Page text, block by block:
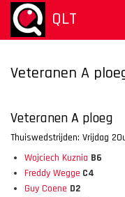
Overslaan
naar
inhoud
QLT
Veteranen A
Veteranen A ploeg
Thuiswedstrijden: Vrijdag
Wojciech Kuznia B6
Freddy Wegge C4
Guy Coene D2